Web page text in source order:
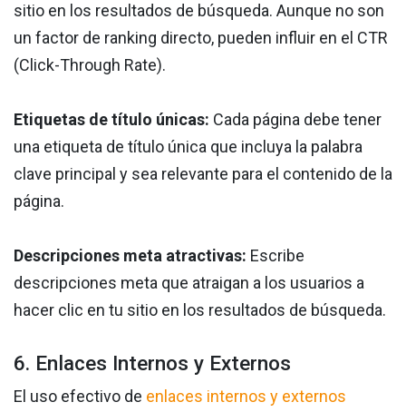
sitio en los resultados de búsqueda. Aunque no son
un factor de ranking directo, pueden influir en el CTR
(Click-Through Rate).
Etiquetas de título únicas: Cada página debe tener
una etiqueta de título única que incluya la palabra
clave principal y sea relevante para el contenido de la
página.
Descripciones meta atractivas: Escribe
descripciones meta que atraigan a los usuarios a
hacer clic en tu sitio en los resultados de búsqueda.
6. Enlaces Internos y Externos
El uso efectivo de enlaces internos y externos